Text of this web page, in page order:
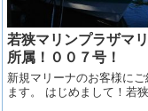
若狭マリンプラザマ
所属！００７号！
新規マリーナのお客様にご
ます。 はじめまして！若